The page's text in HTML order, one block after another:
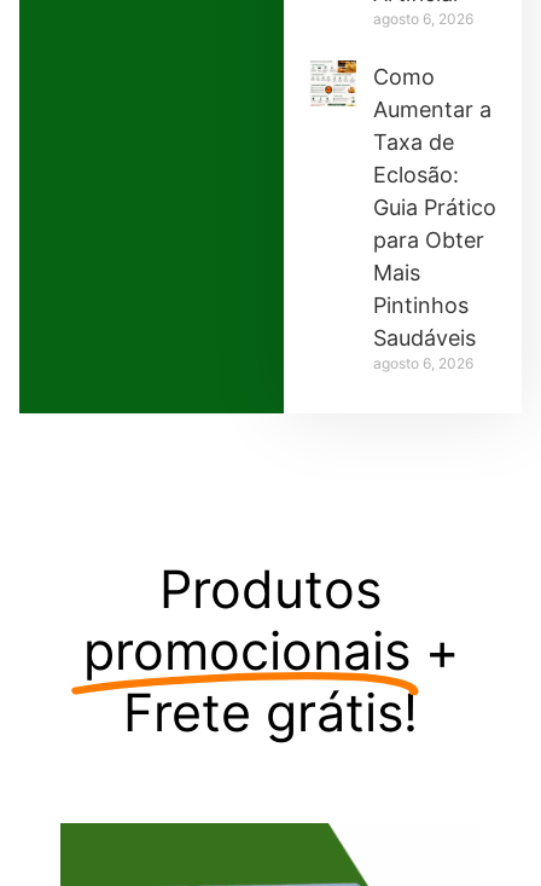
agosto 6, 2026
Como
Aumentar a
Taxa de
Eclosão:
Guia Prático
para Obter
Mais
Pintinhos
Saudáveis
agosto 6, 2026
Produtos
promocionais +
Frete grátis!